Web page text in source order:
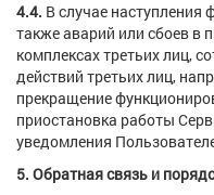
4.4. В случае наступления
также аварий или сбоев в
комплексах третьих лиц,
действий третьих лиц,
прекращение
приостановка работы
уведомления
5. Обратная связь и